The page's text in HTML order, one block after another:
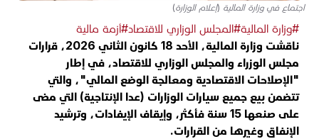
اجتماع في وزارة المالية (إعلام الوزارة)
#وزارة المالية#المجلس الوزاري للاقتصاد#أزمة مالية
ناقشت وزارة المالية، الأحد 18 كانون الثاني 2026، قرارات
مجلس الوزراء والمجلس الوزاري للاقتصاد، في إطار
"الإصلاحات الاقتصادية ومعالجة الوضع المالي"، والتي
تتضمن بيع جميع سيارات الوزارات (عدا الإنتاجية) التي مضى
على صنعها 15 سنة فأكثر، وإيقاف الإيفادات، وترشيد
الإنفاق وغيرها من القرارات.